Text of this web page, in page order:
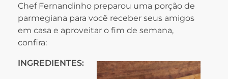
Chef Fernandinho preparou uma porção de
parmegiana para você receber seus amigos
em casa e aproveitar o fim de semana,
confira:
INGREDIENTES: